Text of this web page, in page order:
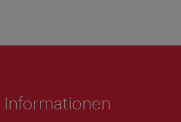
Informationen